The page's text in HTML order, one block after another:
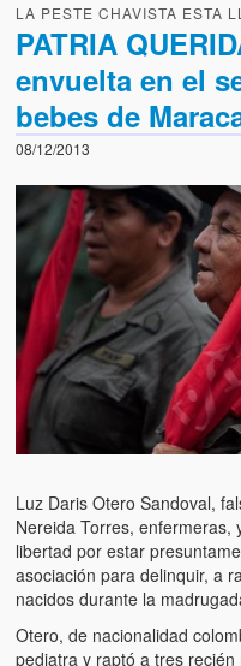
LA PESTE CHAVISTA ESTA
PATRIA
envuelta en el
bebes de
08/12/2013
Luz Daris Otero Sandoval,
Nereida Torres, enfermeras,
libertad por estar
asociación para delinquir, a
nacidos durante la
Otero, de nacionalidad
pediatra y raptó a tres